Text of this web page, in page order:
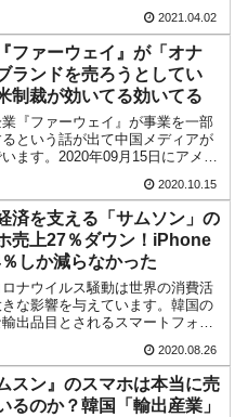
公団』株価暴落で200兆蒸
Ｋ-ブランドを通報しようキャ
場！
の投稿より同社の雷軍CEOは、今
間で100億ドル（約1...
2021.04.02
ファーウェイ』が「オナ
ランドを売ろうとしてい
制裁が効いてる効いてる
『ファーウェイ』が事業を一部
という話が出て中国メディアが
ます。2020年09月15日にアメリ
となる高性能なCPUが入手不可能
中国『ファーウェイ』
：華為技...
2020.10.15
済を支える「サムソン」の
売上27％ダウン！iPhone
しか減らなかった
ナウイルス騒動は世界の消費活
な影響を与えています。韓国の
出品目とされるスマートフォン
調査会社『ガートナー』が2020年
日に公表したデータによれば、全
は第2四半...
2020.08.26
スン』のスマホは本当に売
るのか？韓国「輸出産業」